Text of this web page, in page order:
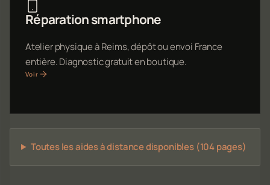
Réparation smartphone
Atelier physique à Reims, dépôt ou envoi France
entière. Diagnostic gratuit en boutique.
Voir
Toutes les aides à distance disponibles (104 pages)